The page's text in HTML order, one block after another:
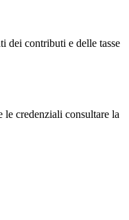
dei contributi e delle tasse
le credenziali consultare la